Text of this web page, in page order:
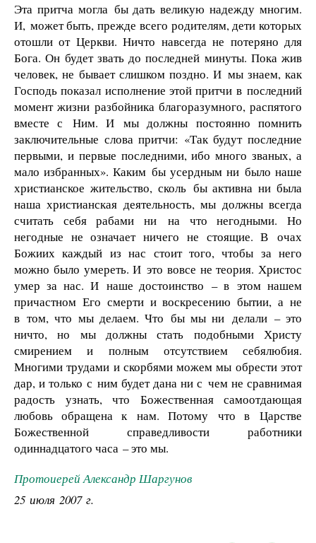
Эта притча могла бы дать великую надежду многим.
И, может быть, прежде всего родителям, дети которых
отошли от Церкви. Ничто навсегда не потеряно для
Бога. Он будет звать до последней минуты. Пока жив
человек, не бывает слишком поздно. И мы знаем, как
Господь показал исполнение этой притчи в последний
момент жизни разбойника благоразумного, распятого
вместе с Ним. И мы должны постоянно помнить
заключительные слова притчи: «Так будут последние
первыми, и первые последними, ибо много званых, а
мало избранных». Каким бы усердным ни было наше
христианское жительство, сколь бы активна ни была
наша христианская деятельность, мы должны всегда
считать себя рабами ни на что негодными. Но
негодные не означает ничего не стоящие. В очах
Божиих каждый из нас стоит того, чтобы за него
можно было умереть. И это вовсе не теория. Христос
умер за нас. И наше достоинство – в этом нашем
причастном Его смерти и воскресению бытии, а не
в том, что мы делаем. Что бы мы ни делали – это
ничто, но мы должны стать подобными Христу
смирением и полным отсутствием себялюбия.
Многими трудами и скорбями можем мы обрести этот
дар, и только с ним будет дана ни с чем не сравнимая
радость узнать, что Божественная самоотдающая
любовь обращена к нам. Потому что в Царстве
Божественной справедливости работники
одиннадцатого часа – это мы.
Протоиерей Александр Шаргунов
25 июля 2007 г.